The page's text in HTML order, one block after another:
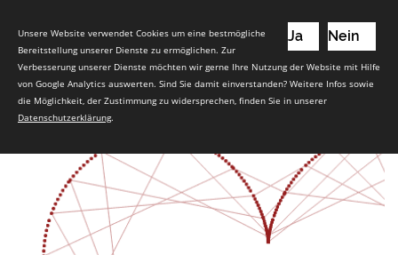
Nein
Ja
Unsere Website verwendet Cookies um eine bestmögliche
Bereitstellung unserer Dienste zu ermöglichen. Zur
Verbesserung unserer Dienste möchten wir gerne Ihre Nutzung der Website mit Hilfe
von Google Analytics auswerten. Sind Sie damit einverstanden? Weitere Infos sowie
die Möglichkeit, der Zustimmung zu widersprechen, finden Sie in unserer
Datenschutzerklärung.